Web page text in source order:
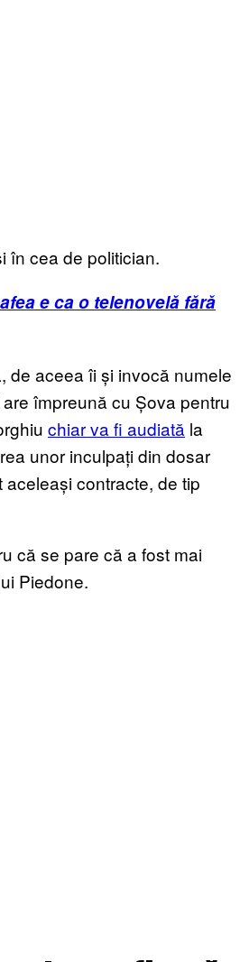
în cea de politician.
e ca o telenovelă fără
de aceea îi și invocă numele
împreună cu Șova pentru
chiar va fi audiată la
unor inculpați din dosar
contracte, de tip
că se pare că a fost mai
Piedone.